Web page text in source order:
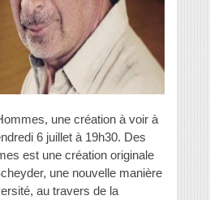
une création à voir à
6 juillet à 19h30. Des
est une création originale
une nouvelle manière
au travers de la